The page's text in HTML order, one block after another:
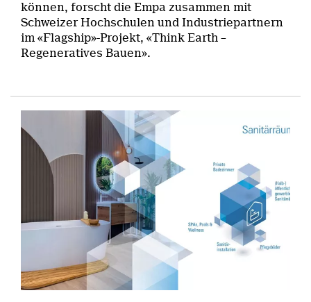
können, forscht die Empa zusammen mit
Schweizer Hochschulen und Industriepartnern
im «Flagship»-Projekt, «Think Earth –
Regeneratives Bauen».